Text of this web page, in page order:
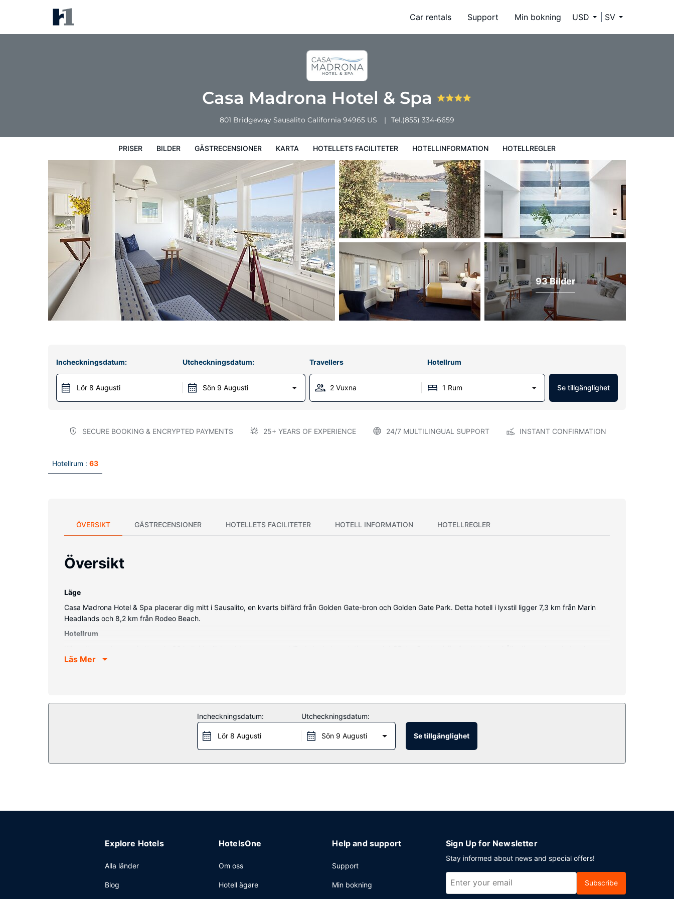
Car rentals Support Min bokning USD SV
Casa Madrona Hotel & Spa
801 Bridgeway Sausalito California 94965 US Tel.(855) 334-6659
PRISER BILDER GÄSTRECENSIONER KARTA HOTELLETS FACILITETER HOTELLINFORMATION HOTELLREGLER
93 Bilder
Incheckningsdatum:
Lör 8 Augusti
Utcheckningsdatum:
Sön 9 Augusti
Travellers Hotellrum
2 Vuxna 1 Rum Se tillgänglighet
SECURE BOOKING & ENCRYPTED PAYMENTS 25+ YEARS OF EXPERIENCE 24/7 MULTILINGUAL SUPPORT INSTANT CONFIRMATION
Hotellrum : 63
ÖVERSIKT GÄSTRECENSIONER HOTELLETS FACILITETER HOTELL INFORMATION HOTELLREGLER
Översikt
Läge
Casa Madrona Hotel & Spa placerar dig mitt i Sausalito, en kvarts bilfärd från Golden Gate-bron och Golden Gate Park. Detta hotell i lyxstil ligger 7,3 km från Marin
Headlands och 8,2 km från Rodeo Beach.
Hotellrum
kabel-tv erbjuder underhållning. Privat badrum med dusch, hårtorkar och badrockar. På rummet finns värdeförvaringsskåp, skrivbord och telefon med gratis
Gäster på Casa Madrona Hotel & Spa kan äta gott på Poggio eller köpa något att äta i deras snackbar/deli.
Läs Mer
Incheckningsdatum:
Lör 8 Augusti
Utcheckningsdatum:
Sön 9 Augusti Se tillgänglighet
Explore Hotels
Alla länder
Blog
HotelsOne
Om oss
Hotell ägare
Help and support
Support
Min bokning
Sign Up for Newsletter
Stay informed about news and special offers!
Subscribe